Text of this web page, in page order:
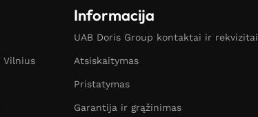
Vilnius
Informacija
UAB Doris Group kontaktai ir rekvizitai
Atsiskaitymas
Pristatymas
Garantija ir grąžinimas